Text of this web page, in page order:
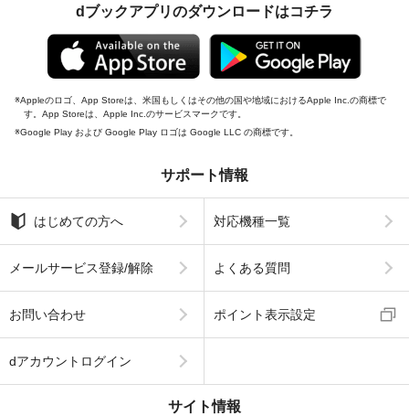
dブックアプリのダウンロードはコチラ
Appleのロゴ、App Storeは、米国もしくはその他の国や地域におけるApple Inc.の商標で
す。App Storeは、Apple Inc.のサービスマークです。
Google Play および Google Play ロゴは Google LLC の商標です。
サポート情報
はじめての方へ 対応機種一覧
メールサービス登録/解除 よくある質問
お問い合わせ ポイント表示設定
dアカウントログイン
サイト情報